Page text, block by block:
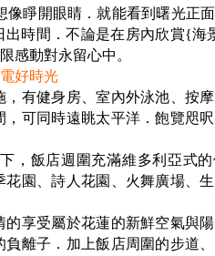
睜開眼睛．就能看到曙光正
時間．不論是在房內欣賞{海
感動對永留心中。
好時光
有健身房、室內外泳池、按
可同時遠眺太平洋．飽覽咫
，飯店週圍充滿維多利亞式
園、詩人花園、火舞廣場、
享受屬於花蓮的新鮮空氣與
離子．加上飯店周圍的步道